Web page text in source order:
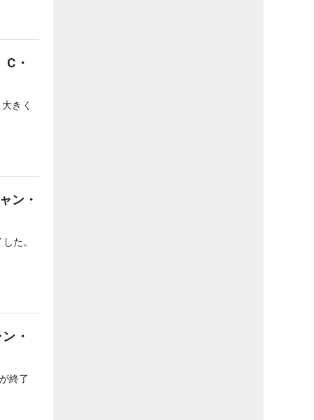
・
きく
ン・
た。
・
終了